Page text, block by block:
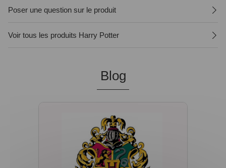
Poser une question sur le produit
Voir tous les produits Harry Potter
Blog